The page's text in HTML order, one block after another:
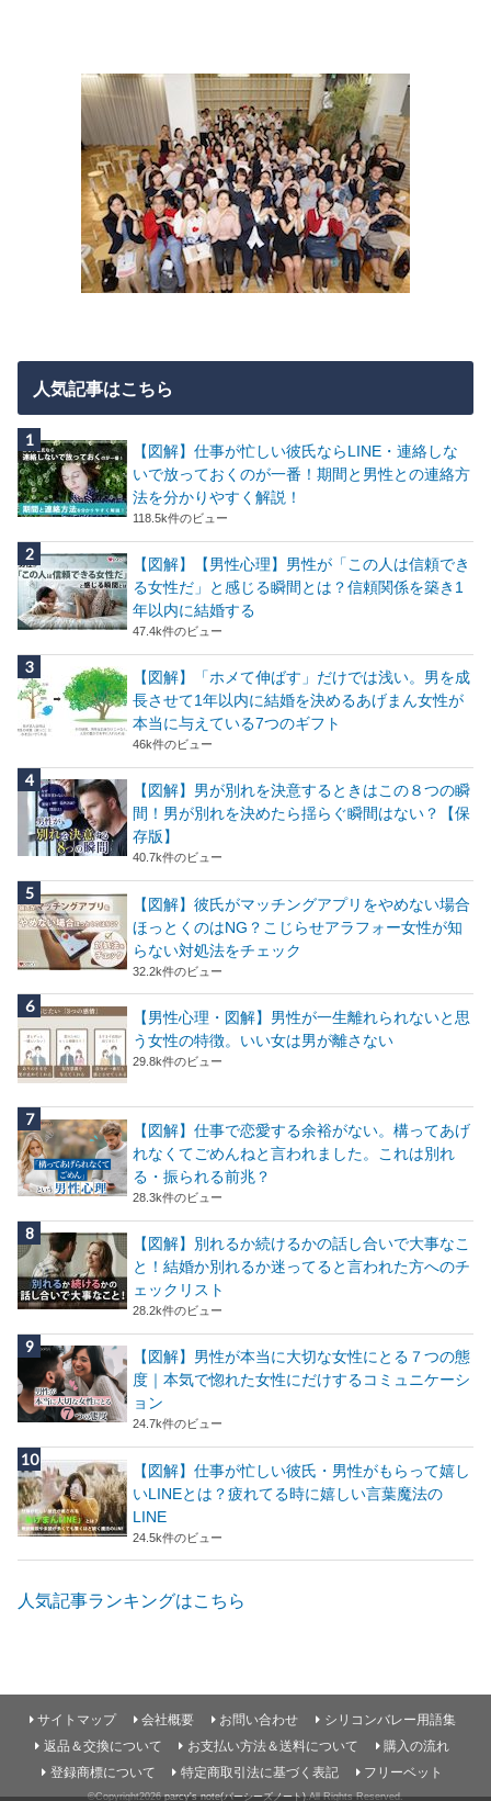
人気記事はこちら
【図解】仕事が忙しい彼氏ならLINE・連絡しな
いで放っておくのが一番！期間と男性との連絡方
法を分かりやすく解説！
118.5k件のビュー
【図解】【男性心理】男性が「この人は信頼でき
る女性だ」と感じる瞬間とは？信頼関係を築き1
年以内に結婚する
47.4k件のビュー
【図解】「ホメて伸ばす」だけでは浅い。男を成
長させて1年以内に結婚を決めるあげまん女性が
本当に与えている7つのギフト
46k件のビュー
【図解】男が別れを決意するときはこの８つの瞬
間！男が別れを決めたら揺らぐ瞬間はない？【保
存版】
40.7k件のビュー
【図解】彼氏がマッチングアプリをやめない場合
ほっとくのはNG？こじらせアラフォー女性が知
らない対処法をチェック
32.2k件のビュー
【男性心理・図解】男性が一生離れられないと思
う女性の特徴。いい女は男が離さない
29.8k件のビュー
【図解】仕事で恋愛する余裕がない。構ってあげ
れなくてごめんねと言われました。これは別れ
る・振られる前兆？
28.3k件のビュー
【図解】別れるか続けるかの話し合いで大事なこ
と！結婚か別れるか迷ってると言われた方へのチ
ェックリスト
28.2k件のビュー
【図解】男性が本当に大切な女性にとる７つの態
度｜本気で惚れた女性にだけするコミュニケーシ
ョン
24.7k件のビュー
【図解】仕事が忙しい彼氏・男性がもらって嬉し
いLINEとは？疲れてる時に嬉しい言葉魔法の
LINE
24.5k件のビュー
人気記事ランキングはこちら
サイトマップ 会社概要 お問い合わせ
シリコンバレー用語集
返品＆交換について
お支払い方法＆送料について
購入の流れ
登録商標について
特定商取引法に基づく表記 フリーベット
©Copyright2026parcy's note(パーシーズノート).All Rights Reserved.